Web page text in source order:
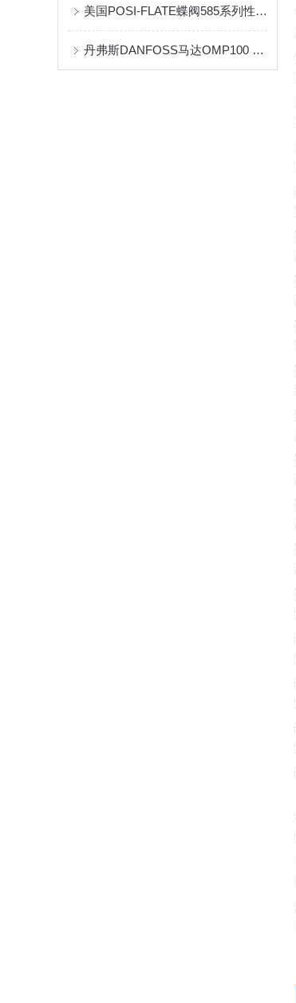
美国POSI-FLATE蝶阀585系列性能设计特点
丹弗斯DANFOSS马达OMP100 151-0312质量保证原装现货供应